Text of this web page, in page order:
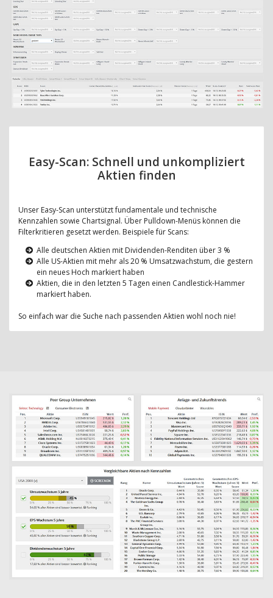
Easy-Scan: Schnell und unkompliziert
Aktien finden
Unser Easy-Scan unterstützt fundamentale und technische
Kennzahlen sowie Chartsignal. Über Pulldown-Menüs können die
Filterkritieren gesetzt werden. Beispiele für Scans:
Alle deutschen Aktien mit Dividenden-Renditen über 3 %
Alle US-Aktien mit mehr als 20 % Umsatzwachstum, die gestern
ein neues Hoch markiert haben
Aktien, die in den letzten 5 Tagen einen Candlestick-Hammer
markiert haben.
So einfach war die Suche nach passenden Aktien wohl noch nie!